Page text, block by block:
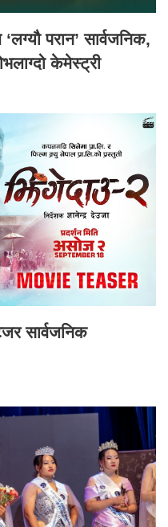
‘लग्यौ परान’ सार्वजनिक,
केमेस्ट्री
सार्वजनिक